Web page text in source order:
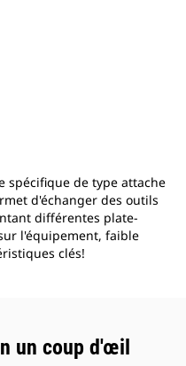
spécifique de type attache
d'échanger des outils
différentes plate-
l'équipement, faible
clés!
un coup d'œil